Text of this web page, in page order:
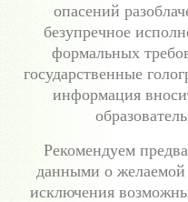
опасений
безупречное
формальных
государственные
информация
Рекомендуем
данными о желаемой
исключения